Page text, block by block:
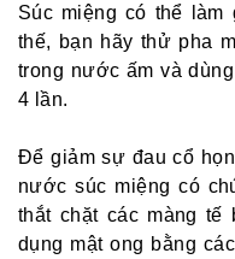
Súc miệng có thể
thế, bạn hãy thử pha
trong nước ấm và
4 lần.
Để giảm sự đau cổ
nước súc miệng có
thắt chặt các màng tế
dụng mật ong bằng